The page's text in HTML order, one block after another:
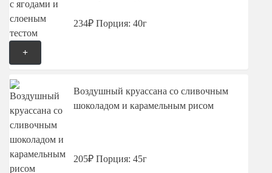
234₽ Порция: 40г
+
Воздушный круассана со сливочным
шоколадом и карамельным рисом
205₽ Порция: 45г